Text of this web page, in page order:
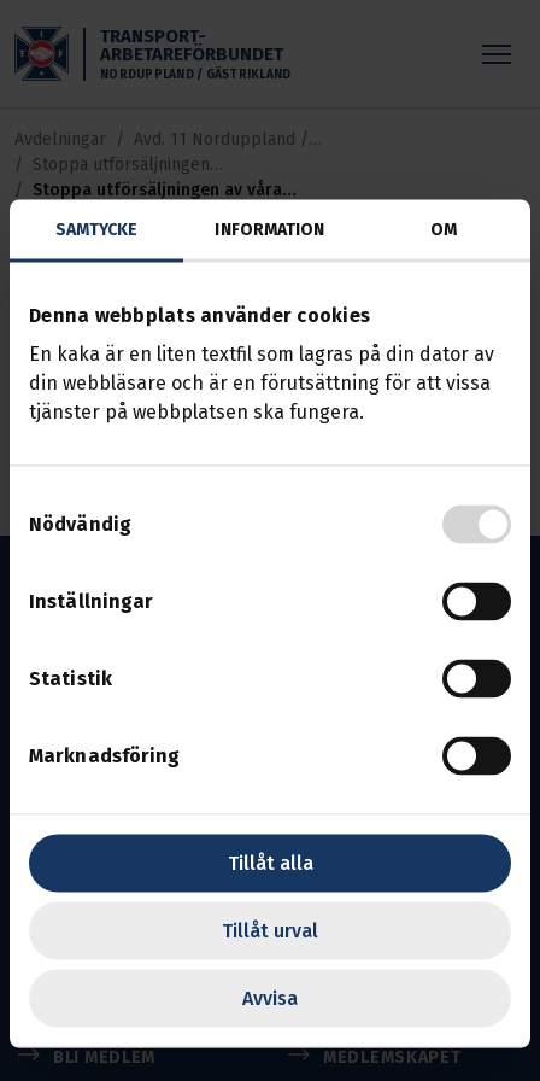
SAMTYCKE INFORMATION OM
Denna webbplats använder cookies
En kaka är en liten textfil som lagras på din dator av
din webbläsare och är en förutsättning för att vissa
tjänster på webbplatsen ska fungera.
Nödvändig
Inställningar
Statistik
Marknadsföring
Tillåt alla
Tillåt urval
Avvisa
TRANSPORT-
ARBETAREFÖRBUNDET
NORDUPPLAND / GÄSTRIKLAND
Avdelningar
Avd. 11 Norduppland /
Gästrikland
Stoppa utförsäljningen
av våra hälsocentraler!
Stoppa utförsäljningen av våra
Stoppa utförsäljningen
av våra hälsocentraler
Nyhet 08 maj 2026
Ansvarig utgivare: Niclas Sandström
Transports uppgift är att se efter medlemmarnas
BLI MEDLEM MEDLEMSKAPET